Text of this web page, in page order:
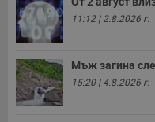
11:12 | 2.8.2026 г.
Мъж загина
15:20 | 4.8.2026 г.